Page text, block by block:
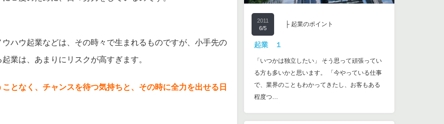
ハウ起業などは、その時々で生まれるものですが、小手先の
業は、あまりにリスクが高すぎます。
となく、チャンスを待つ気持ちと、その時に全力を出せる日
2011
6/5
├ 起業のポイント
起業 １
「いつかは独立したい」 そう思って頑張ってい
る方も多いかと思います。 「今やっている仕事
で、業界のこともわかってきたし、お客もある
程度つ…